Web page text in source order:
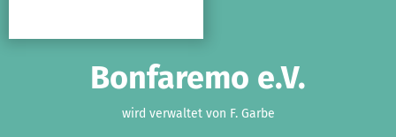
Bonfaremo e.V.
wird verwaltet von F. Garbe